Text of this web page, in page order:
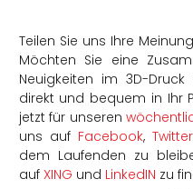
Teilen Sie uns Ihre
Möchten Sie eine
Neuigkeiten im 3D-
direkt und bequem in Ihr
jetzt für unseren
uns auf Facebook, Twitter
dem Laufenden zu
auf XING und LinkedIN zu